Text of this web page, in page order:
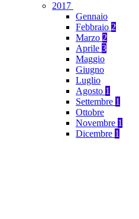
2017
Gennaio
Febbraio 2
Marzo 2
Aprile 3
Maggio
Giugno
Luglio
Agosto 1
Settembre 1
Ottobre
Novembre 1
Dicembre 1